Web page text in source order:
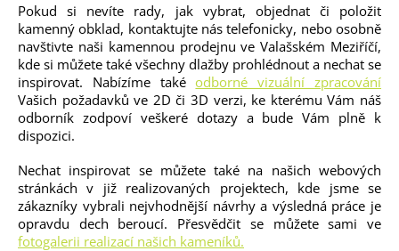
Pokud si nevíte rady, jak vybrat, objednat či položit
kamenný obklad, kontaktujte nás telefonicky, nebo osobně
navštivte naši kamennou prodejnu ve Valašském Meziříčí,
kde si můžete také všechny dlažby prohlédnout a nechat se
inspirovat. Nabízíme také odborné vizuální zpracování
Vašich požadavků ve 2D či 3D verzi, ke kterému Vám náš
odborník zodpoví veškeré dotazy a bude Vám plně k
dispozici.
Nechat inspirovat se můžete také na našich webových
stránkách v již realizovaných projektech, kde jsme se
zákazníky vybrali nejvhodnější návrhy a výsledná práce je
opravdu dech beroucí. Přesvědčit se můžete sami ve
fotogalerii realizací našich kameníků.